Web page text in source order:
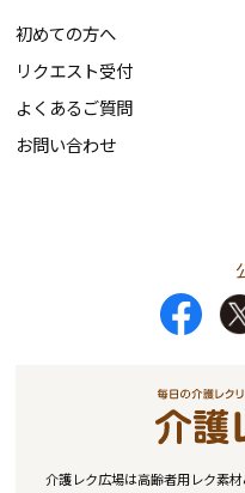
初めての方へ
リクエスト受付
よくあるご質問
お問い合わせ
介護レク広場は高齢者用レク素